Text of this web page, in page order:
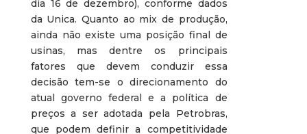
dia 16 de dezembro), conforme dados
da Unica. Quanto ao mix de produção,
ainda não existe uma posição final de
usinas, mas dentre os principais
fatores que devem conduzir essa
decisão tem-se o direcionamento do
atual governo federal e a política de
preços a ser adotada pela Petrobras,
que podem definir a competitividade